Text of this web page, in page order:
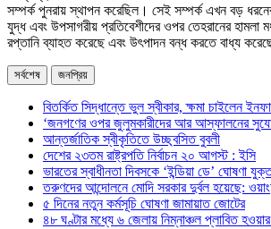
সম্পর্ক পুনরায় স্থাপন করেছিল। সেই সম্পর্ক এখন বড়
যুদ্ধ এবং উপসাগরীয় প্রতিবেশীদের ওপর তেহরানের হামলা
রপ্তানি ব্যাহত করেছে এবং উৎপাদন বন্ধ করতে বাধ্য
সর্বশেষ জনপ্রিয়
বিতর্কিত সিদ্ধান্তে ভুল স্বীকার, ক্ষমা চাইলেন
‘জনগণের ওপর জুলুমকারীদের আর আস্ফালনের
আন্তর্জাতিক স্বীকৃতিতে উচ্ছ্বসিত বুবলী
দেশের ২৩তম রাষ্ট্রপতি নির্বাচন ২০ আগস্ট : ইসি
ভারতের স্বাধীনতা দিবসকে ‘ইন্ডিয়া ডে’ ঘোষণা
তরুণদের আন্দোলনে মোদি সরকার দুর্বল হয়েছে:
৫ দিনের নতুন কর্মসূচি ঘোষণা জামায়াত জোটের
৪৮ ঘণ্টার মধ্যে ৬ জেলায় নিম্নাঞ্চল প্লাবিত